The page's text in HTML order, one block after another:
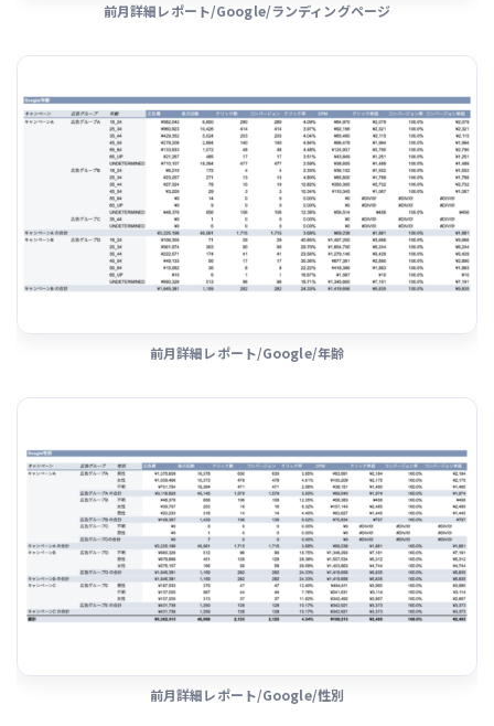
前月詳細レポート/Google/ランディングページ
前月詳細レポート/Google/年齢
前月詳細レポート/Google/性別